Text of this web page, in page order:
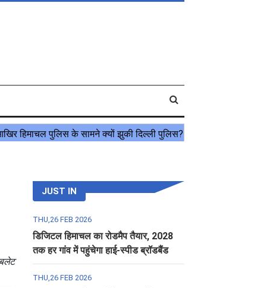
JUST IN
THU,26 FEB 2026
डिजिटल हिमाचल का रोडमैप तैयार, 2028
तक हर गांव में पहुंचेगा हाई-स्पीड ब्रॉडबैंड
THU,26 FEB 2026